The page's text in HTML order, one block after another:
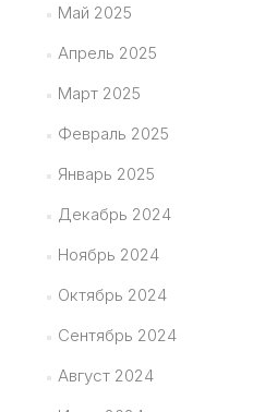
Май 2025
Апрель 2025
Март 2025
Февраль 2025
Январь 2025
Декабрь 2024
Ноябрь 2024
Октябрь 2024
Сентябрь 2024
Август 2024